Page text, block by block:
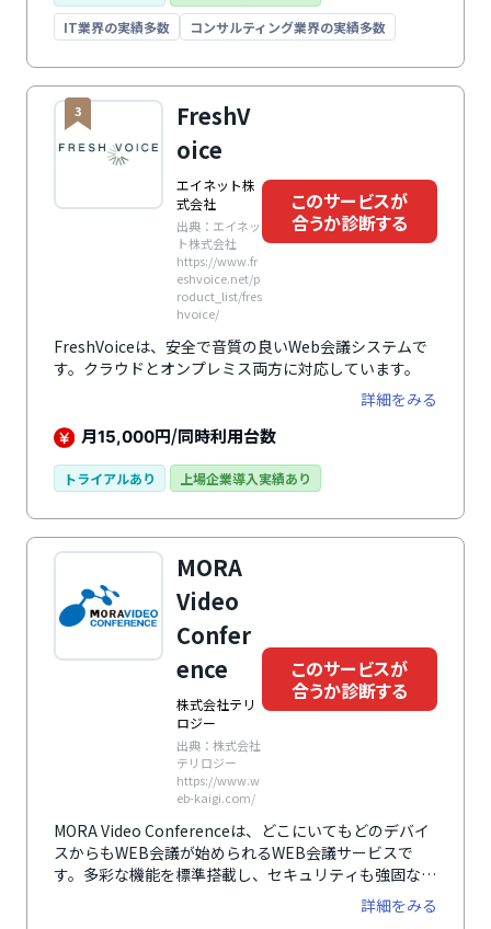
IT業界の実績多数
コンサルティング業界の実績多数
3
FreshV
oice
エイネット株
式会社
出典：エイネッ
ト株式会社
https://www.fr
eshvoice.net/p
roduct_list/fres
hvoice/
このサービスが
合うか診断する
FreshVoiceは、安全で音質の良いWeb会議システムで
す。クラウドとオンプレミス両方に対応しています。
詳細をみる
月15,000円/同時利用台数
トライアルあり 上場企業導入実績あり
MORA
Video
Confer
ence
株式会社テリ
ロジー
出典：株式会社
テリロジー
https://www.w
eb-kaigi.com/
このサービスが
合うか診断する
MORA Video Conferenceは、どこにいてもどのデバイ
スからもWEB会議が始められるWEB会議サービスで
す。多彩な機能を標準搭載し、セキュリティも強固なた
詳細をみる